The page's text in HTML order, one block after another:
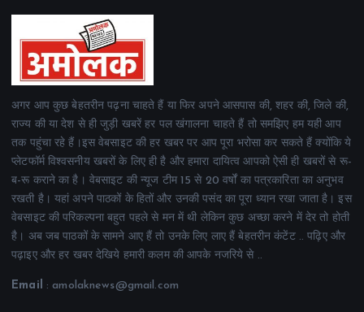
अगर आप कुछ बेहतरीन पढ़ना चाहते हैं या फिर अपने आसपास की, शहर की, जिले की,
राज्य की या देश से ही जुड़ी खबरें हर पल खंगालना चाहते हैं तो समझिए हम यही आप
तक पहुंचा रहे हैं।इस वेबसाइट की हर खबर पर आप पूरा भरोसा कर सकते हैं क्योंकि ये
प्लेटफॉर्म विश्वसनीय खबरों के लिए ही है और हमारा दायित्व आपको ऐसी ही खबरों से रू-
ब-रू कराने का है। वेबसाइट की न्यूज टीम 15 से 20 वर्षों का पत्रकारिता का अनुभव
रखती है। यहां अपने पाठकों के हितों और उनकी पसंद का पूरा ध्यान रखा जाता है। इस
वेबसाइट की परिकल्पना बहुत पहले से मन में थी लेकिन कुछ अच्छा करने में देर तो होती
है। अब जब पाठकों के सामने आए हैं तो उनके लिए लाए हैं बेहतरीन कंटेंट .. पढ़िए और
पढ़ाइए और हर खबर देखिये हमारी कलम की आपके नजरिये से ..
Email : amolaknews@gmail.com